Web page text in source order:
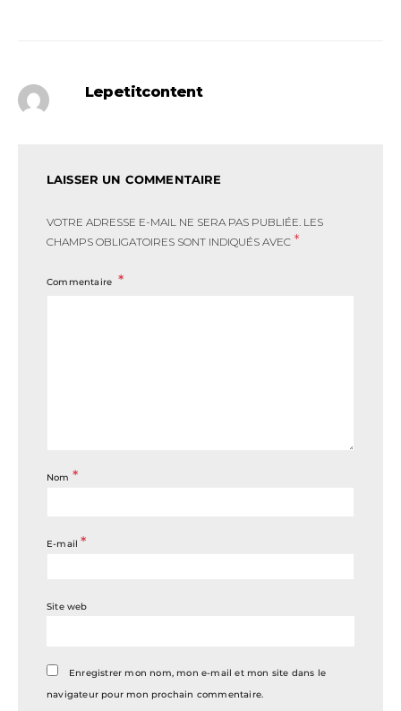
Lepetitcontent
LAISSER UN COMMENTAIRE
VOTRE ADRESSE E-MAIL NE SERA PAS PUBLIÉE. LES
CHAMPS OBLIGATOIRES SONT INDIQUÉS AVEC *
Commentaire
Nom *
E-mail*
Site web
Enregistrer mon nom, mon e-mail et mon site dans le
navigateur pour mon prochain commentaire.